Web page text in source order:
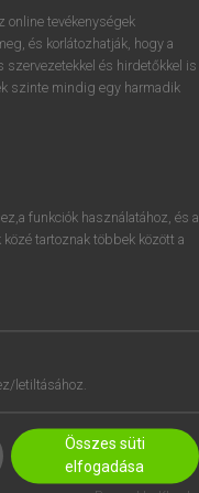
elindításához
ésbelépek.
online tevékenységek
és korlátozhatják, hogy a
szervezetekkel és hirdetőkkel is
szinte mindig egy harmadik
funkciók használatához, és a
tartoznak többek között a
letiltásához.
Összes süti
elfogadása